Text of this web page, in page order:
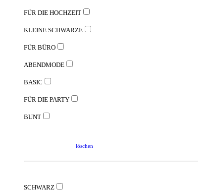
FÜR DIE HOCHZEIT
KLEINE SCHWARZE
FÜR BÜRO
ABENDMODE
BASIC
FÜR DIE PARTY
BUNT
löschen
SCHWARZ